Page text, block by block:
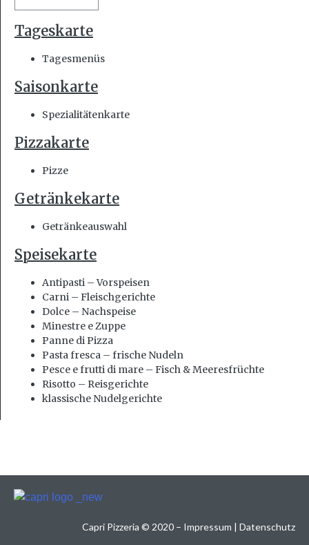
Tageskarte
Tagesmenüs
Saisonkarte
Spezialitätenkarte
Pizzakarte
Pizze
Getränkekarte
Getränkeauswahl
Speisekarte
Antipasti – Vorspeisen
Carni – Fleischgerichte
Dolce – Nachspeise
Minestre e Zuppe
Panne di Pizza
Pasta fresca – frische Nudeln
Pesce e frutti di mare – Fisch & Meeresfrüchte
Risotto – Reisgerichte
klassische Nudelgerichte
Capri Pizzeria © 2020 – Impressum | Datenschutz